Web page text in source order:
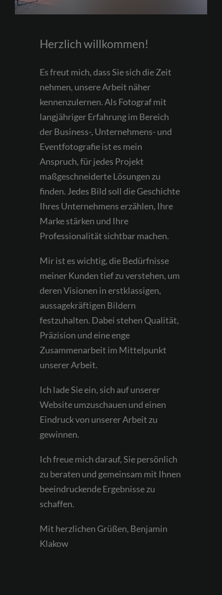
Herzlich willkommen!
Es freut mich, dass Sie sich die Zeit
nehmen, unsere Arbeit näher
kennenzulernen. Als Fotograf mit
langjähriger Erfahrung im Bereich
der Business-, Unternehmens- und
Eventfotografie ist es mein
Anspruch, für jedes Projekt
maßgeschneiderte Lösungen zu
finden. Jedes Bild soll die Geschichte
Ihres Unternehmens erzählen, Ihre
Marke stärken und Ihre
Professionalität sichtbar machen.
Mir ist es wichtig, die Bedürfnisse
meiner Kunden tief zu verstehen, um
deren Visionen in erstklassigen,
aussagekräftigen Bildern
festzuhalten. Dabei stehen Qualität,
Präzision und eine enge
Zusammenarbeit im Mittelpunkt
unserer Arbeit.
Ich lade Sie ein, sich auf unserer
Website umzuschauen und einen
Eindruck von unserer Arbeit zu
gewinnen.
Ich freue mich darauf, Sie persönlich
zu beraten und gemeinsam mit Ihnen
beeindruckende Ergebnisse zu
schaffen.
Mit herzlichen Grüßen, Benjamin
Klakow